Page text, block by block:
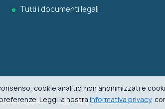
Tutti i documenti legali
biologiawiki.it. Tutti i diritti riservati.
cookie analitici non anonimizzati e
Leggi la nostrainformativa privacy,